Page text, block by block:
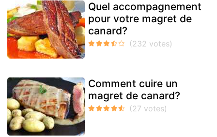
Quel accompagnement
pour votre magret de
canard?
Comment cuire un
magret de canard?